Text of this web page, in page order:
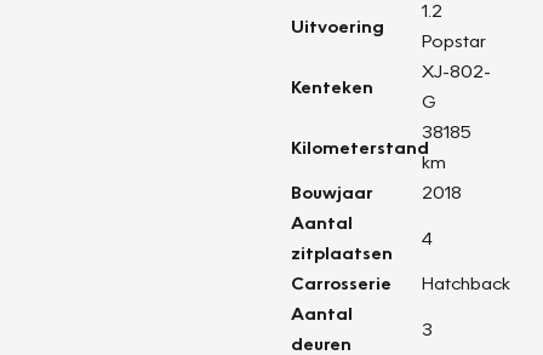
Uitvoering
1.2
Popstar
Kenteken
XJ-802-
G
Kilometerstand
38185
km
Bouwjaar
2018
Aantal
zitplaatsen
4
Carrosserie
Hatchback
Aantal
deuren
3